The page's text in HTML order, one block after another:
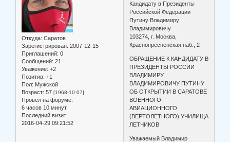
Откуда: Саратов
Зарегистрирован: 2007-12-15
Приглашений: 0
Сообщений: 21
Уважение: +2
Позитив: +1
Пол: Мужской
Возраст: 57 [1968-10-07]
Провел на форуме:
6 часов 10 минут
Последний визит:
2016-04-29 09:21:52
Кандидату в Президенты
Российской Федерации
Путину Владимиру
Владимировичу
103274, г. Москва,
Краснопресненская наб., 2
ОБРАЩЕНИЕ К КАНДИДАТУ В
ПРЕЗИДЕНТЫ РОССИИ
ВЛАДИМИРУ
ВЛАДИМИРОВИЧУ ПУТИНУ
ОБ ОТКРЫТИИ В САРАТОВЕ
ВОЕННОГО
АВИАЦИОННОГО
(ВЕРТОЛЕТНОГО) УЧИЛИЩА
ЛЕТЧИКОВ
Уважаемый Владимир